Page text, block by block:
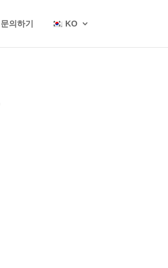
문의하기 KO